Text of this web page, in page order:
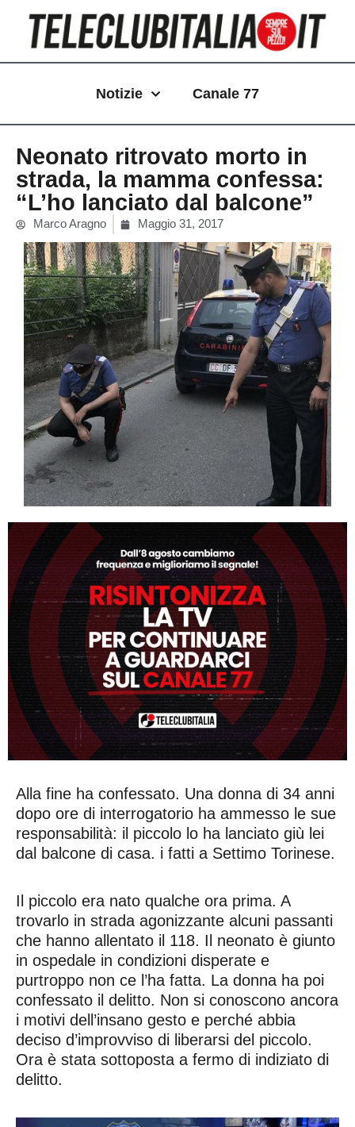
contenuto
Notizie Canale 77
Neonato ritrovato morto in
strada, la mamma confessa:
“L’ho lanciato dal balcone”
Marco Aragno Maggio 31, 2017
Alla fine ha confessato. Una donna di 34 anni
dopo ore di interrogatorio ha ammesso le sue
responsabilità: il piccolo lo ha lanciato giù lei
dal balcone di casa. i fatti a Settimo Torinese.
Il piccolo era nato qualche ora prima. A
trovarlo in strada agonizzante alcuni passanti
che hanno allentato il 118. Il neonato è giunto
in ospedale in condizioni disperate e
purtroppo non ce l’ha fatta. La donna ha poi
confessato il delitto. Non si conoscono ancora
i motivi dell’insano gesto e perché abbia
deciso d’improvviso di liberarsi del piccolo.
Ora è stata sottoposta a fermo di indiziato di
delitto.